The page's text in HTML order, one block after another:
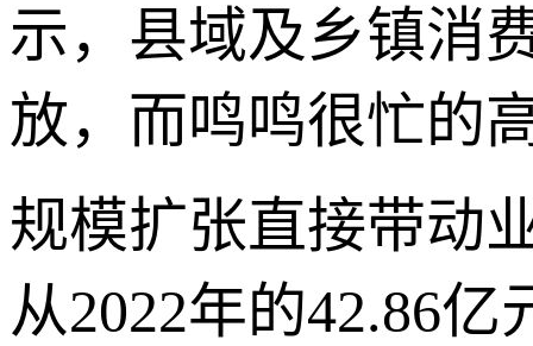
示，县域及乡镇消
放，而鸣鸣很忙的
规模扩张直接带动
从2022年的42.86